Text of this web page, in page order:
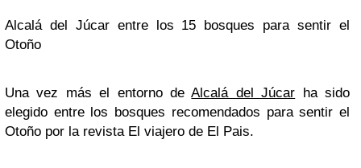
Alcalá del Júcar entre los 15 bosques para sentir el
Otoño
Una vez más el entorno deAlcalá del Júcar ha sido
elegido entre los bosques recomendados para sentir el
Otoño por la revista El viajero de El Pais.